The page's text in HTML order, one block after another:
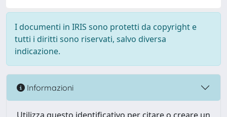
I documenti in IRIS sono protetti da copyright e
tutti i diritti sono riservati, salvo diversa
indicazione.
Informazioni